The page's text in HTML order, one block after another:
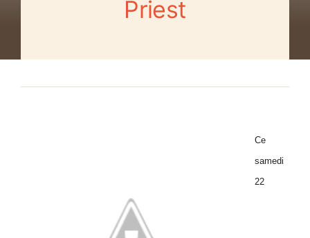
Priest
Ce
samedi
22